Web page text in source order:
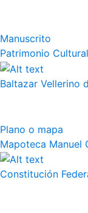
Manuscrito
Patrimonio
Baltazar Vellerino
Plano o mapa
Mapoteca Manuel
Constitución